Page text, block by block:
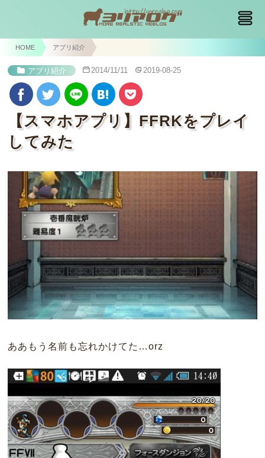
HOME アプリ紹介
アプリ紹介 2014/11/11 2019-08-25
【スマホアプリ】FFRKをプレイ
してみた
ああもう名前も忘れかけてた…orz